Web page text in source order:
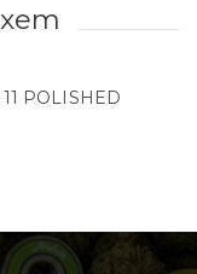
POLISHED